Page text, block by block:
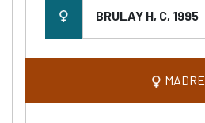
BRULAY H, C, 1995
MADRE